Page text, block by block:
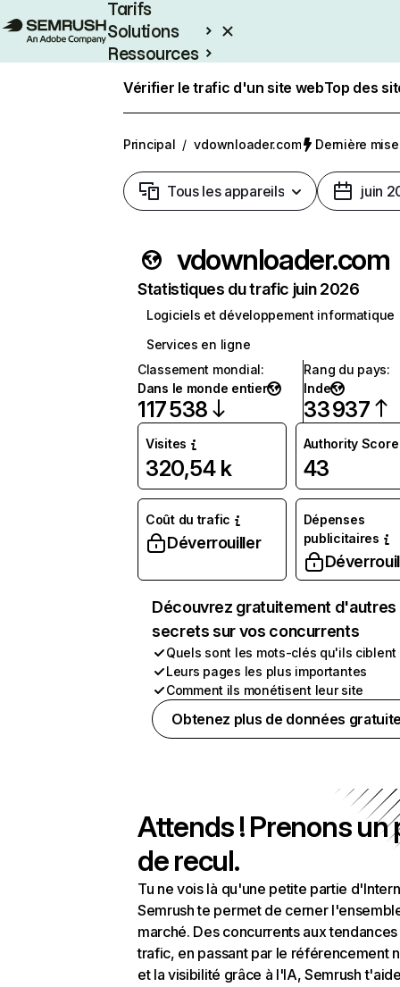
Tarifs
Solutions
Ressources
Vérifier le trafic d'un site webTop des
Principal / vdownloader.com Dernière
Tous les appareils juin
vdownloader.com
Statistiques du trafic juin 2026
Logiciels et développement informatique
Services en ligne
Classement mondial:
Dans le monde entier
117 538
Rang du pays:
Inde
33 937
Visites
320,54 k
Authority Score
43
Coût du trafic
Déverrouiller
Dépenses
publicitaires
Découvrez gratuitement d'autres
secrets sur vos concurrents
Quels sont les mots-clés qu'ils ciblent
Leurs pages les plus importantes
Comment ils monétisent leur site
Obtenez plus de données
Attends ! Prenons un
de recul.
Tu ne vois là qu'une petite partie
Semrush te permet de cerner
marché. Des concurrents aux
trafic, en passant par le référencement
et la visibilité grâce à l'IA, Semrush